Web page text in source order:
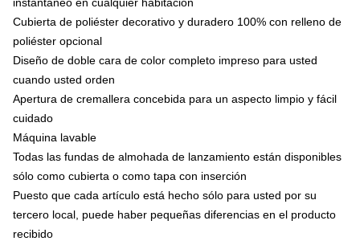
Cubierta de poliéster decorativo y duradero 100% con relleno de
poliéster opcional
Diseño de doble cara de color completo impreso para usted
cuando usted orden
Apertura de cremallera concebida para un aspecto limpio y fácil
cuidado
Máquina lavable
Todas las fundas de almohada de lanzamiento están disponibles
sólo como cubierta o como tapa con inserción
Puesto que cada artículo está hecho sólo para usted por su
tercero local, puede haber pequeñas diferencias en el producto
recibido